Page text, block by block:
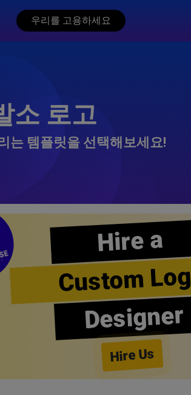
우리를 고용하세요
소 로고
는 템플릿을 선택해보세요!
Hire a
Custom
Designer
Hire Us